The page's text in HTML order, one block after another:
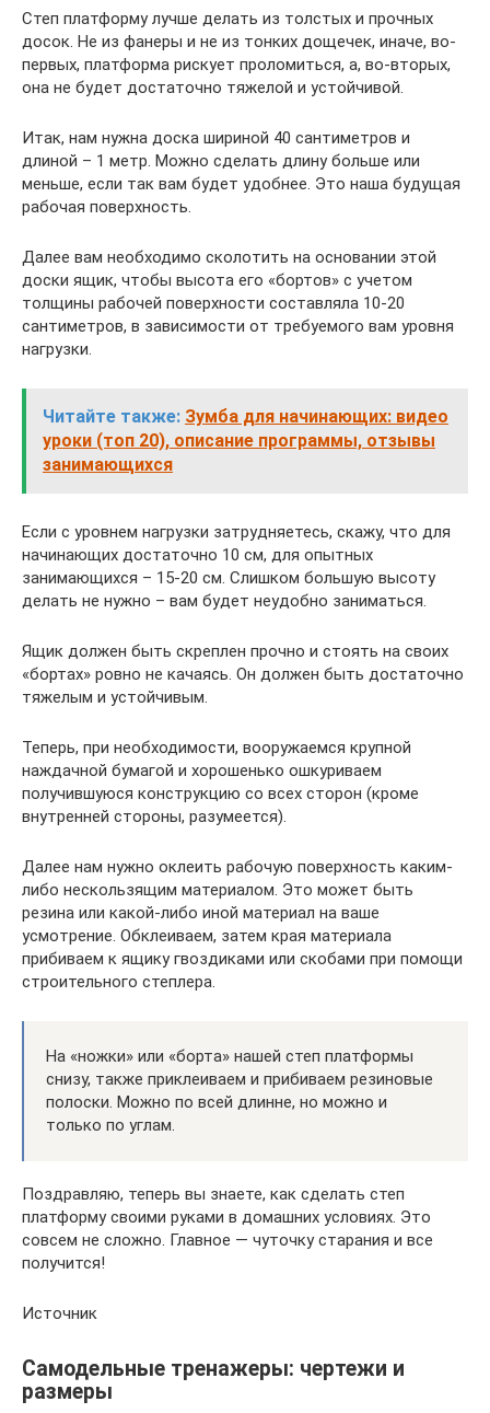
Степ платформу лучше делать из толстых и прочных
досок. Не из фанеры и не из тонких дощечек, иначе, во-
первых, платформа рискует проломиться, а, во-вторых,
она не будет достаточно тяжелой и устойчивой.
Итак, нам нужна доска шириной 40 сантиметров и
длиной – 1 метр. Можно сделать длину больше или
меньше, если так вам будет удобнее. Это наша будущая
рабочая поверхность.
Далее вам необходимо сколотить на основании этой
доски ящик, чтобы высота его «бортов» с учетом
толщины рабочей поверхности составляла 10-20
сантиметров, в зависимости от требуемого вам уровня
нагрузки.
Читайте также: Зумба для начинающих: видео
уроки (топ 20), описание программы, отзывы
занимающихся
Если с уровнем нагрузки затрудняетесь, скажу, что для
начинающих достаточно 10 см, для опытных
занимающихся – 15-20 см. Слишком большую высоту
делать не нужно – вам будет неудобно заниматься.
Ящик должен быть скреплен прочно и стоять на своих
«бортах» ровно не качаясь. Он должен быть достаточно
тяжелым и устойчивым.
Теперь, при необходимости, вооружаемся крупной
наждачной бумагой и хорошенько ошкуриваем
получившуюся конструкцию со всех сторон (кроме
внутренней стороны, разумеется).
Далее нам нужно оклеить рабочую поверхность каким-
либо нескользящим материалом. Это может быть
резина или какой-либо иной материал на ваше
усмотрение. Обклеиваем, затем края материала
прибиваем к ящику гвоздиками или скобами при помощи
строительного степлера.
На «ножки» или «борта» нашей степ платформы
снизу, также приклеиваем и прибиваем резиновые
полоски. Можно по всей длинне, но можно и
только по углам.
Поздравляю, теперь вы знаете, как сделать степ
платформу своими руками в домашних условиях. Это
совсем не сложно. Главное — чуточку старания и все
получится!
Источник
Самодельные тренажеры: чертежи и
размеры